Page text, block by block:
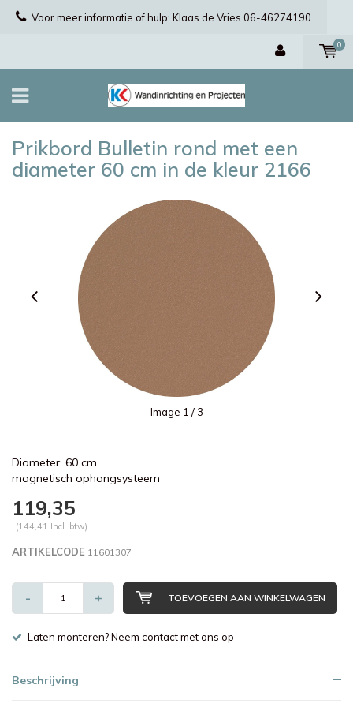
Voor meer informatie of hulp: Klaas de Vries 06-46274190
0
Prikbord Bulletin rond met een
diameter 60 cm in de kleur 2166
Image 1 / 3
Diameter: 60 cm.
magnetisch ophangsysteem
119,35
(144,41 Incl. btw)
ARTIKELCODE 11601307
- + TOEVOEGEN AAN WINKELWAGEN
Laten monteren? Neem contact met ons op
Beschrijving